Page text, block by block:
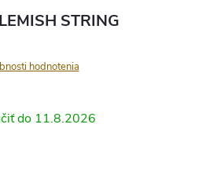
STRING
hodnotenia
11.8.2026